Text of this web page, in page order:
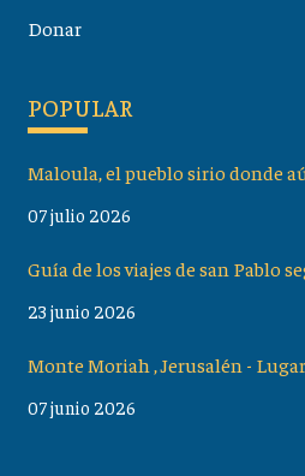
Donar
POPULAR
Maloula, el pueblo sirio donde
07 julio 2026
Guía de los viajes de san Pablo
23 junio 2026
Monte Moriah , Jerusalén -
07 junio 2026